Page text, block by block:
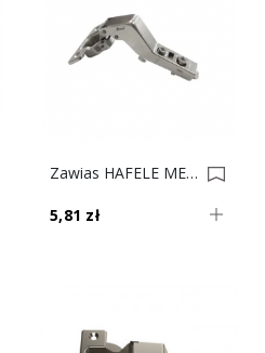
Zawias HAFELE METALLA KĄTOWY 45° Cichy Domyk, Regulacja Mimośrodowa 311.04.084 0019874
5,81 zł